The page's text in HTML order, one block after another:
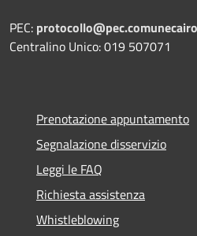
PEC:
Centralino Unico: 019 507071
Prenotazione appuntamento
Segnalazione disservizio
Leggi le FAQ
Richiesta assistenza
Whistleblowing